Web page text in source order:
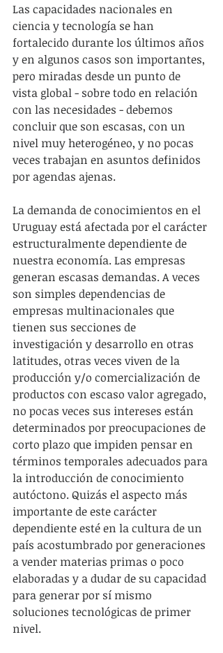
Las capacidades nacionales en
ciencia y tecnología se han
fortalecido durante los últimos años
y en algunos casos son importantes,
pero miradas desde un punto de
vista global - sobre todo en relación
con las necesidades - debemos
concluir que son escasas, con un
nivel muy heterogéneo, y no pocas
veces trabajan en asuntos definidos
por agendas ajenas.
La demanda de conocimientos en el
Uruguay está afectada por el carácter
estructuralmente dependiente de
nuestra economía. Las empresas
generan escasas demandas. A veces
son simples dependencias de
empresas multinacionales que
tienen sus secciones de
investigación y desarrollo en otras
latitudes, otras veces viven de la
producción y/o comercialización de
productos con escaso valor agregado,
no pocas veces sus intereses están
determinados por preocupaciones de
corto plazo que impiden pensar en
términos temporales adecuados para
la introducción de conocimiento
autóctono. Quizás el aspecto más
importante de este carácter
dependiente esté en la cultura de un
país acostumbrado por generaciones
a vender materias primas o poco
elaboradas y a dudar de su capacidad
para generar por sí mismo
soluciones tecnológicas de primer
nivel.